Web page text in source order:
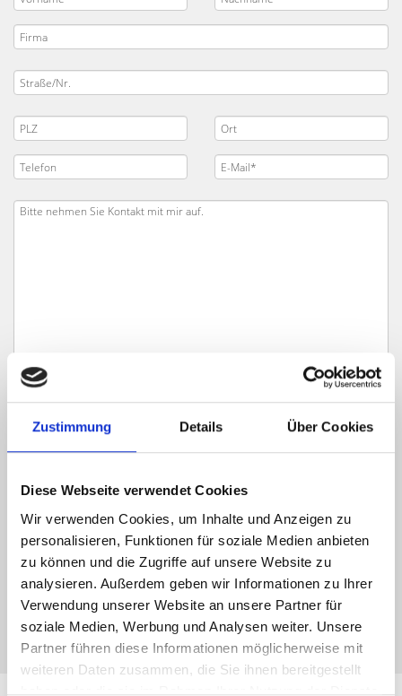
Zustimmung Details Über Cookies
Diese Webseite verwendet Cookies
Wir verwenden Cookies, um Inhalte und Anzeigen zu
personalisieren, Funktionen für soziale Medien anbieten
zu können und die Zugriffe auf unsere Website zu
analysieren. Außerdem geben wir Informationen zu Ihrer
Verwendung unserer Website an unsere Partner für
soziale Medien, Werbung und Analysen weiter. Unsere
Partner führen diese Informationen möglicherweise mit
weiteren Daten zusammen, die Sie ihnen bereitgestellt
haben oder die sie im Rahmen Ihrer Nutzung der Dienste
Ich habe dieDatenschutzerklärungzur Kenntnis genommen. Ich stimme
elektronisch erhoben und gespeichert werden.
Hinweis: Sie können Ihre Einwilligung jederzeit für die Zukunft per E-Mail
an info@hegerich-immobilien.de widerrufen. *
* Pflichtfelder
Absenden